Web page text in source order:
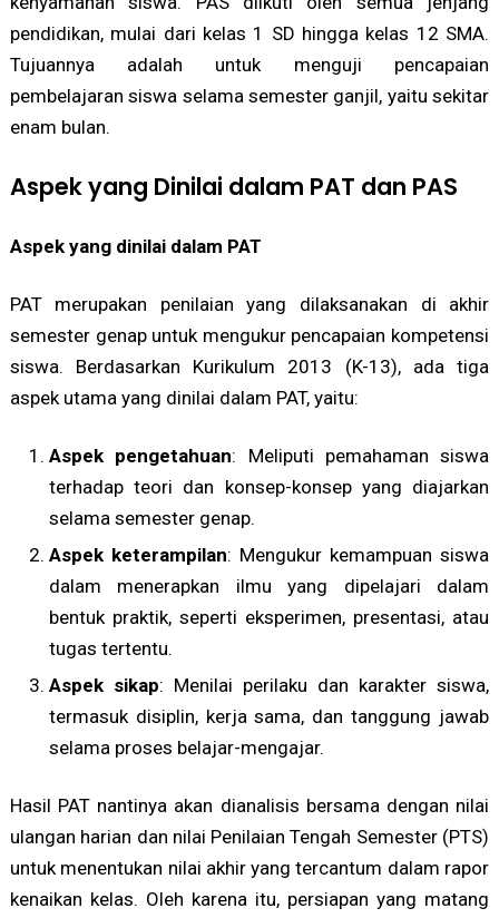
pendidikan, mulai dari kelas 1 SD hingga kelas 12 SMA.
Tujuannya adalah untuk menguji pencapaian
pembelajaran siswa selama semester ganjil, yaitu sekitar
enam bulan.
Aspek yang Dinilai dalam PAT dan PAS
Aspek yang dinilai dalam PAT
PAT merupakan penilaian yang dilaksanakan di akhir
semester genap untuk mengukur pencapaian kompetensi
siswa. Berdasarkan Kurikulum 2013 (K-13), ada tiga
aspek utama yang dinilai dalam PAT, yaitu:
Aspek pengetahuan: Meliputi pemahaman siswa
terhadap teori dan konsep-konsep yang diajarkan
selama semester genap.
Aspek keterampilan: Mengukur kemampuan siswa
dalam menerapkan ilmu yang dipelajari dalam
bentuk praktik, seperti eksperimen, presentasi, atau
tugas tertentu.
Aspek sikap: Menilai perilaku dan karakter siswa,
termasuk disiplin, kerja sama, dan tanggung jawab
selama proses belajar-mengajar.
Hasil PAT nantinya akan dianalisis bersama dengan nilai
ulangan harian dan nilai Penilaian Tengah Semester (PTS)
untuk menentukan nilai akhir yang tercantum dalam rapor
kenaikan kelas. Oleh karena itu, persiapan yang matang